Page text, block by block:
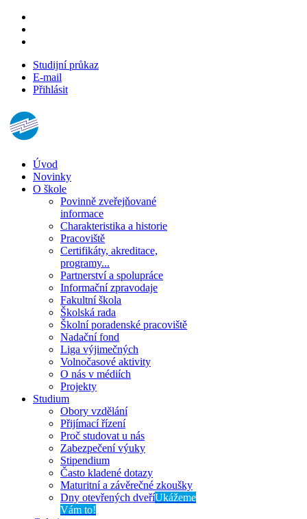
Studijní průkaz
E-mail
Přihlásit
Úvod
Novinky
O škole
Povinně zveřejňované
informace
Charakteristika a historie
Pracoviště
Certifikáty, akreditace,
programy...
Partnerství a spolupráce
Informační zpravodaje
Fakultní škola
Školská rada
Školní poradenské pracoviště
Nadační fond
Liga výjimečných
Volnočasové aktivity
O nás v médiích
Projekty
Studium
Obory vzdělání
Přijímací řízení
Proč studovat u nás
Zabezpečení výuky
Stipendium
Často kladené dotazy
Maturitní a závěrečné zkoušky
Dny otevřených dveříUkážeme
Vám to!